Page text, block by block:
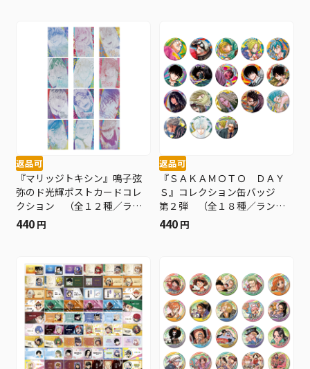
返品可
『マリッジトキシン』鳴子弦
弥のド光輝ポストカードコレ
クション （全１２種／ラン
ダム１種入り） ＢＥ１
440 円
返品可
『ＳＡＫＡＭＯＴＯ ＤＡＹ
Ｓ』コレクション缶バッジ
第２弾 （全１８種／ランダ
ム１種入り） ＢＤ４−ＪＦ
440 円